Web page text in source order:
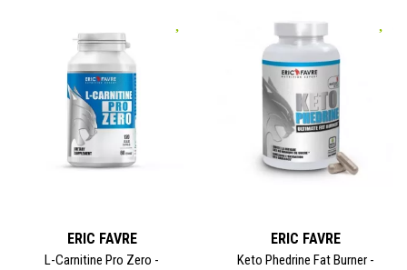
ERIC FAVRE
L-Carnitine Pro Zero -
ERIC FAVRE
Keto Phedrine Fat Burner -